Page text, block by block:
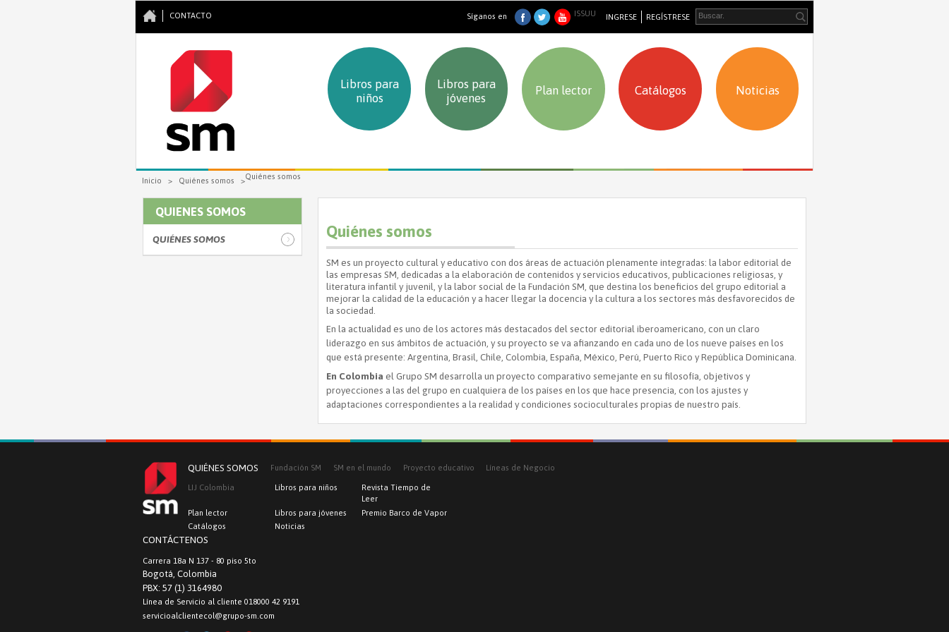
CONTACTO Síganos en ISSUU INGRESE REGÍSTRESE
Libros para
niños
Libros para
jóvenes
Plan lector Catálogos Noticias
Se encuentra usted aquí
Inicio > Quiénes somos >Quiénes somos
QUIENES SOMOS
QUIÉNES SOMOS Quiénes somos
SM es un proyecto cultural y educativo con dos áreas de actuación plenamente integradas: la labor editorial de
las empresas SM, dedicadas a la elaboración de contenidos y servicios educativos, publicaciones religiosas, y
literatura infantil y juvenil, y la labor social de la Fundación SM, que destina los beneficios del grupo editorial a
mejorar la calidad de la educación y a hacer llegar la docencia y la cultura a los sectores más desfavorecidos de
la sociedad.
En la actualidad es uno de los actores más destacados del sector editorial iberoamericano, con un claro
liderazgo en sus ámbitos de actuación, y su proyecto se va afianzando en cada uno de los nueve países en los
que está presente: Argentina, Brasil, Chile, Colombia, España, México, Perú, Puerto Rico y República Dominicana.
En Colombia el Grupo SM desarrolla un proyecto comparativo semejante en su filosofía, objetivos y
proyecciones a las del grupo en cualquiera de los países en los que hace presencia, con los ajustes y
adaptaciones correspondientes a la realidad y condiciones socioculturales propias de nuestro país.
QUIÉNES SOMOS Fundación SM SM en el mundo Proyecto educativo Líneas de Negocio
LIJ Colombia Libros para niños
Revista Tiempo de
Leer
Plan lector
Libros para jóvenes
Premio Barco de Vapor
Catálogos
Noticias
CONTÁCTENOS
Carrera 18a N 137 - 80 piso 5to
Bogotá, Colombia
PBX: 57 (1) 3164980
Línea de Servicio al cliente 018000 42 9191
servicioalclientecol@grupo-sm.com